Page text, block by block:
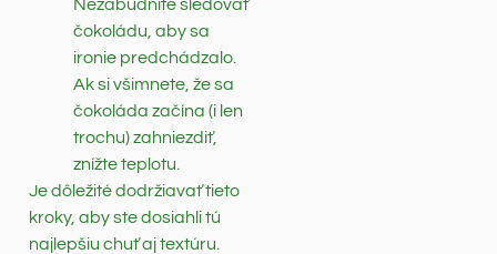
Nezabudnite sledovať
čokoládu, aby sa
ironie predchádzalo.
Ak si všimnete, že sa
čokoláda začína (i len
trochu) zahniezdiť,
znížte teplotu.
Je dôležité dodržiavať tieto
kroky, aby ste dosiahli tú
najlepšiu chuť aj textúru.